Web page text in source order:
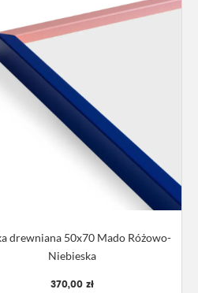
drewniana 50x70 Mado Różowo-
Niebieska
370,00 zł